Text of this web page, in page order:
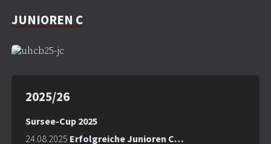
JUNIOREN C
2025/26
Sursee-Cup 2025
24.08.2025 Erfolgreiche Junioren C…